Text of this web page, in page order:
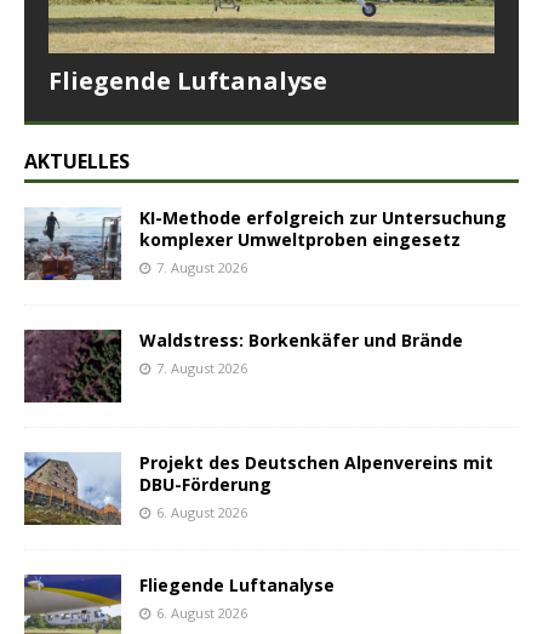
Fliegende Luftanalyse
AKTUELLES
KI-Methode erfolgreich zur Untersuchung
komplexer Umweltproben eingesetz
7. August 2026
Waldstress: Borkenkäfer und Brände
7. August 2026
Projekt des Deutschen Alpenvereins mit
DBU-Förderung
6. August 2026
Fliegende Luftanalyse
6. August 2026